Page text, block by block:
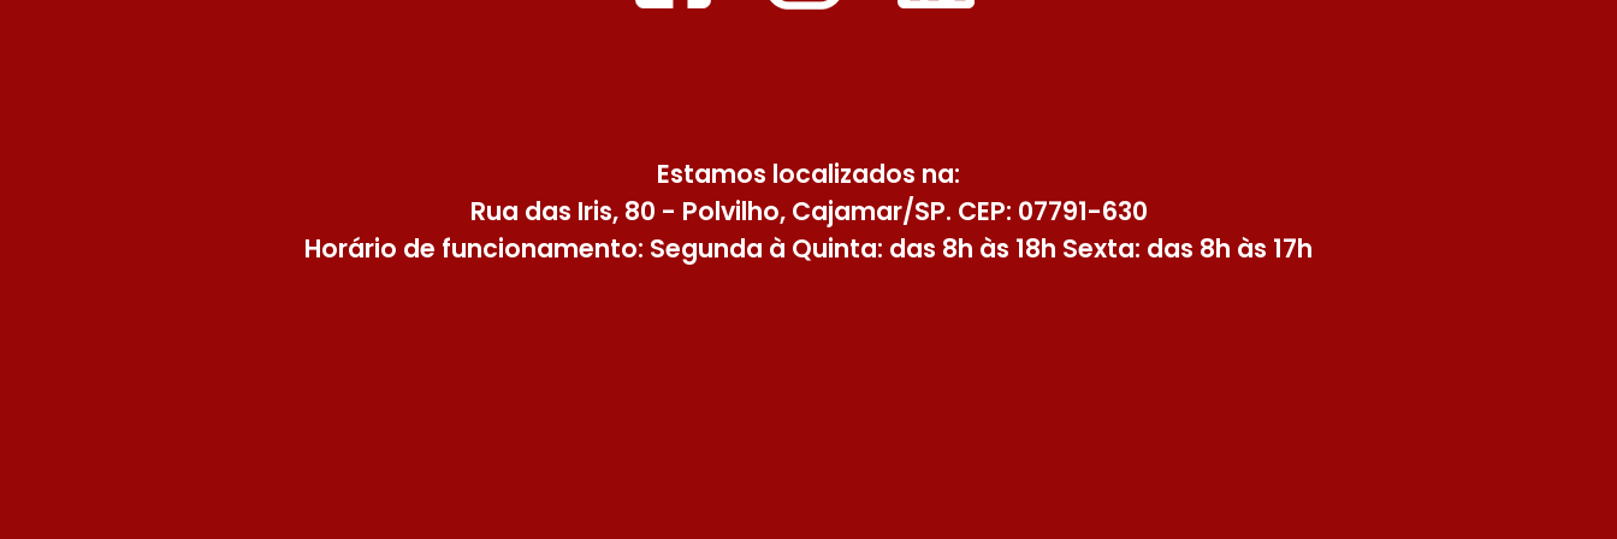
Estamos localizados na:
Rua das Iris, 80 - Polvilho, Cajamar/SP. CEP: 07791-630
Horário de funcionamento: Segunda à Quinta: das 8h às 18h Sexta: das 8h às 17h